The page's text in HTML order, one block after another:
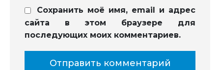
Сохранить моё имя, email и адрес
сайта в этом браузере для
последующих моих комментариев.